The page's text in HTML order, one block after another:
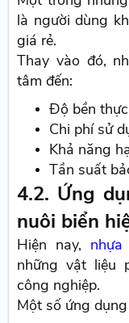
là người dùng
giá rẻ.
Thay vào đó,
tâm đến:
Độ bền
Chi phí sử
Khả năng
Tần suất
4.2. Ứng
nuôi biển
Hiện nay, nhựa
những vật liệu
công nghiệp.
Một số ứng